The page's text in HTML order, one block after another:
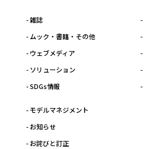
- 雑誌
- ムック・書籍・その他
- ウェブメディア
- ソリューション
- SDGs情報
-
-
-
-
-
- モデルマネジメント
- お知らせ
- お詫びと訂正